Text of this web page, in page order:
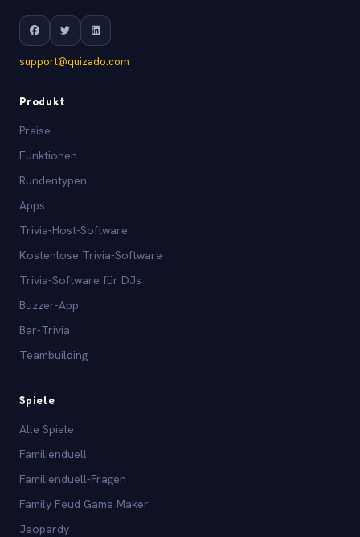
support@quizado.com
Produkt
Preise
Funktionen
Rundentypen
Apps
Trivia-Host-Software
Kostenlose Trivia-Software
Trivia-Software für DJs
Buzzer-App
Bar-Trivia
Teambuilding
Spiele
Alle Spiele
Familienduell
Familienduell-Fragen
Family Feud Game Maker
Jeopardy